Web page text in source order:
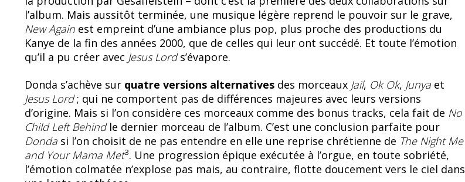
l’album. Mais aussitôt terminée, une musique légère reprend le pouvoir sur le grave,
New Again est empreint d’une ambiance plus pop, plus proche des productions du
Kanye de la fin des années 2000, que de celles qui leur ont succédé. Et toute l’émotion
qu’il a pu créer avec Jesus Lords’évapore.
Donda s’achève sur quatre versions alternatives des morceaux Jail, Ok Ok, Junya et
Jesus Lord; qui ne comportent pas de différences majeures avec leurs versions
d’origine. Mais si l’on considère ces morceaux comme des bonus tracks, cela fait de No
Child Left Behindle dernier morceau de l’album. C’est une conclusion parfaite pour
Donda si l’on choisit de ne pas entendre en elle une reprise chrétienne de The Night Me
and Your Mama Met3. Une progression épique exécutée à l’orgue, en toute sobriété,
l’émotion colmatée n’explose pas mais, au contraire, flotte doucement vers le ciel dans